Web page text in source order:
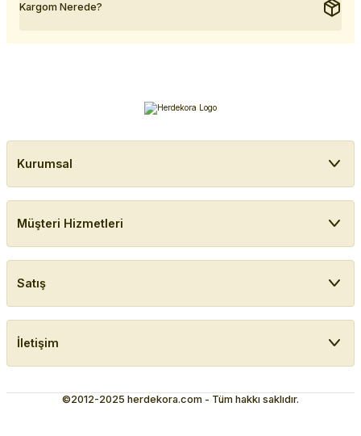
Kargom Nerede?
Kurumsal
Müşteri Hizmetleri
Satış
İletişim
©2012-2025 herdekora.com - Tüm hakkı saklıdır.